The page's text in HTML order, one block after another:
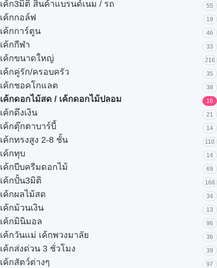
เค้ก3มิติ สินค้าแบรนด์เนม / รถ 55
เค้กกอล์ฟ 19
เค้กการ์ตูน 46
เค้กกีฬา 33
เค้กขนาดใหญ่ 216
เค้กคู่รัก/ครอบครัว 35
เค้กชอคโกแลต 38
เค้กดอกไม้สด / เค้กดอกไม้ปลอม 16
เค้กดึงเงิน 21
เค้กตุ๊กตาบาร์บี้ 14
เค้กทรงสูง 2-8 ชั้น 110
เค้กทุบ 14
เค้กบีบครีมดอกไม้ 69
เค้กปั้น3มิติ 168
เค้กผลไม้สด 34
เค้กม้วนเงิน 13
เค้กมินิมอล 96
เค้กวันแม่ เค้กพวงมาลัย 36
เค้กส่งด่วน 3 ชั่วโมง 39
เค้กสัตว์ต่างๆ 97